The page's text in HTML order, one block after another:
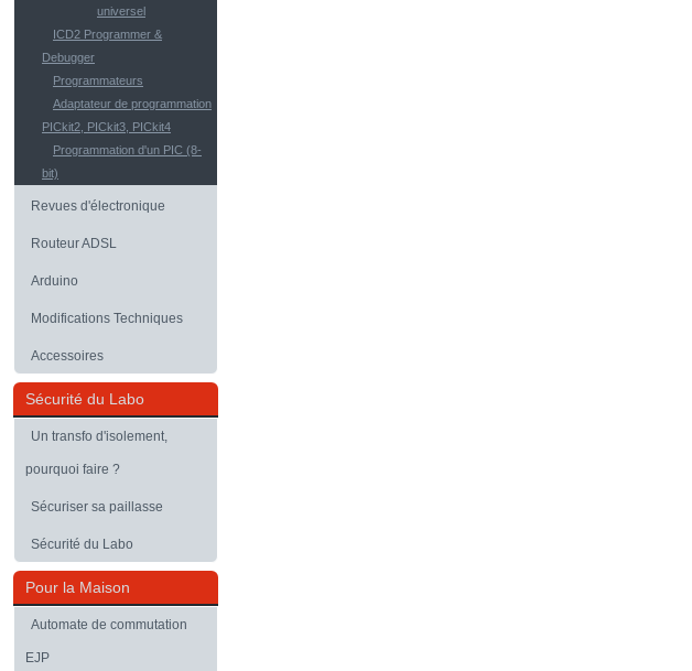
universel
ICD2 Programmer &
Debugger
Programmateurs
Adaptateur de programmation
PICkit2, PICkit3, PICkit4
Programmation d'un PIC (8-
bit)
Revues d'électronique
Routeur ADSL
Arduino
Modifications Techniques
Accessoires
Sécurité du Labo
Un transfo d'isolement,
pourquoi faire ?
Sécuriser sa paillasse
Sécurité du Labo
Pour la Maison
Automate de commutation
EJP